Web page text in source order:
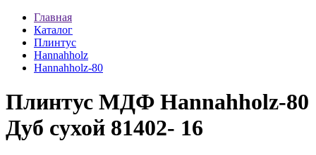
Главная
Каталог
Плинтус
Hannahholz
Hannahholz-80
Плинтус МДФ Hannahholz-80
Дуб сухой 81402- 16